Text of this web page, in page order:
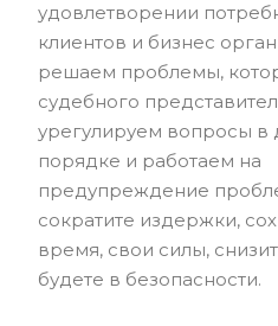
удовлетворении
клиентов и бизнес
решаем проблемы,
судебного
урегулируем вопросы в
порядке и работаем на
предупреждение
сократите издержки,
время, свои силы,
будете в безопасности.